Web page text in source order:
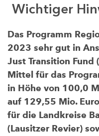
Wichtiger
Das Programm
2023 sehr gut in
Just Transition Fund
Mittel für das
in Höhe von 100,0
auf 129,55 Mio.
für die Landkreise
(Lausitzer Revier)